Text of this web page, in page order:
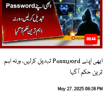
00:44
ابھی اپنے Password تبدیل کرلیں، ورنہ اہم
ترین حکم آگیا
May 27, 2025 08:38 PM